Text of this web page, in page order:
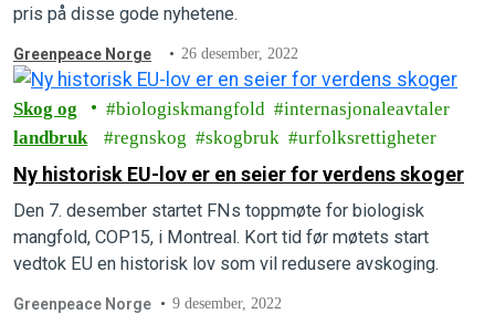
pris på disse gode nyhetene.
Greenpeace Norge 26 desember, 2022
Skog og
landbruk
biologiskmangfold
internasjonaleavtaler
regnskog
skogbruk urfolksrettigheter
Ny historisk EU-lov er en seier for verdens skoger
Den 7. desember startet FNs toppmøte for biologisk
mangfold, COP15, i Montreal. Kort tid før møtets start
vedtok EU en historisk lov som vil redusere avskoging.
Greenpeace Norge 9 desember, 2022